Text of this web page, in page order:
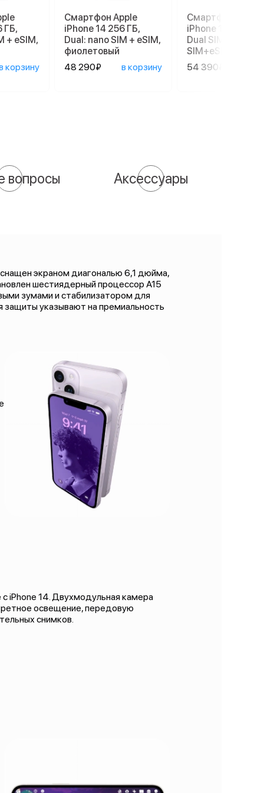
ГБ,
+ eSIM,
корзину
Смартфон Apple
iPhone 14 256 ГБ,
Dual: nano SIM + eSIM,
фиолетовый
48 290₽
в корзину
Смартфон Apple
iPhone 17e 256
Dual SIM (nano
SIM+eSIM), Black
54 390₽
вопросы Аксессуары
экраном диагональю 6,1 дюйма,
шестиядерный процессор А15
зумами и стабилизатором для
защиты указывают на премиальность
iPhone 14. Двухмодульная камера
освещение, передовую
снимков.